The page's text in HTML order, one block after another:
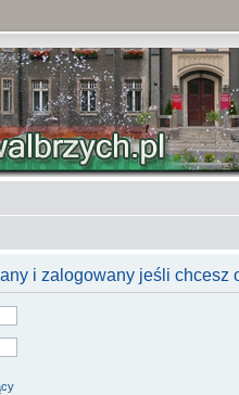
i zalogowany jeśli